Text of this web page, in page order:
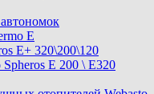
E
E+ 320\200\120
Spheros E 200 \ E320